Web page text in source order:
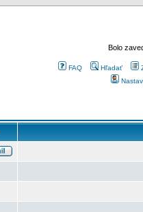
Bolo
FAQ Hľadať